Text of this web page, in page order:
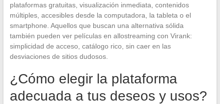
plataformas gratuitas, visualización inmediata, contenidos
múltiples, accesibles desde la computadora, la tableta o el
smartphone. Aquellos que buscan una alternativa sólida
también pueden ver películas en allostreaming con Virank:
simplicidad de acceso, catálogo rico, sin caer en las
desviaciones de sitios dudosos.
¿Cómo elegir la plataforma
adecuada a tus deseos y usos?